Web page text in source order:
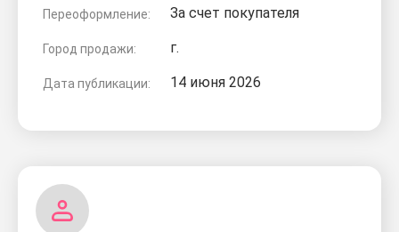
Переоформление: За счет покупателя
Город продажи: г.
Дата публикации: 14 июня 2026